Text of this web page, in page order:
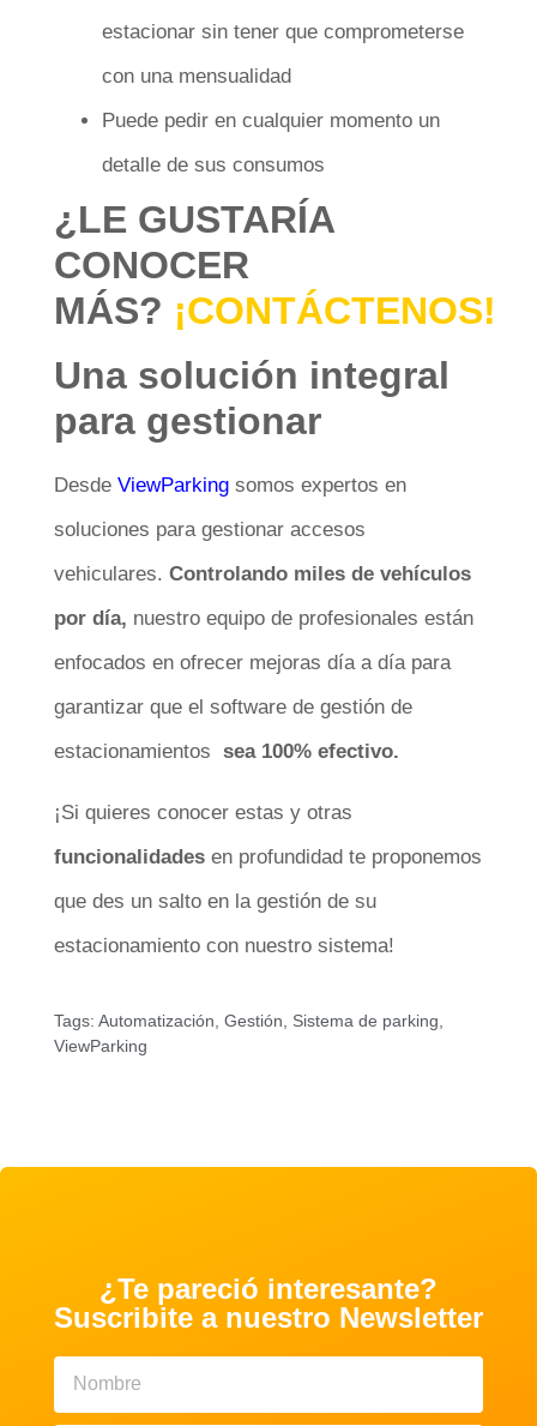
estacionar sin tener que comprometerse
con una mensualidad
Puede pedir en cualquier momento un
detalle de sus consumos
¿LE GUSTARÍA
CONOCER
MÁS? ¡CONTÁCTENOS!
Una solución integral
para gestionar
DesdeViewParkingsomos expertos en
soluciones para gestionar accesos
vehiculares. Controlando miles de vehículos
por día, nuestro equipo de profesionales están
enfocados en ofrecer mejoras día a día para
garantizar que el software de gestión de
estacionamientos sea 100% efectivo.
¡Si quieres conocer estas y otras
funcionalidades en profundidad te proponemos
que des un salto en la gestión de su
estacionamiento con nuestro sistema!
Tags: Automatización, Gestión, Sistema de parking,
ViewParking
¿Te pareció interesante?
Suscribite a nuestro Newsletter